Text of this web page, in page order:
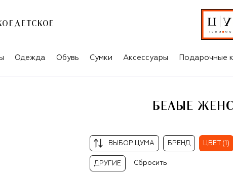
ДЕТСКОЕ
БЛУЗЫ
Одежда Обувь Сумки Аксессуары Подарочные
БЕЛЫЕ
ВЫБОР ЦУМА БРЕНД ЦВЕТ (1)
ДРУГИЕ Сбросить